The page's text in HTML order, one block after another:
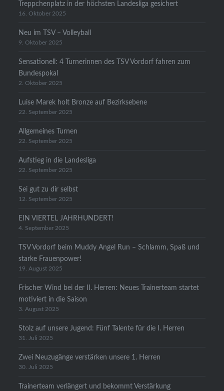
Treppchenplatz in der höchsten Landesliga gesichert
16. Oktober 2025
Neu im TSV – Volleyball
9. Oktober 2025
Sensationell: 4 Turnerinnen des TSV Vordorf fahren zum
Bundespokal
2. Oktober 2025
Luise Marek holt Bronze auf Bezirksebene
22. September 2025
Allgemeines Turnen
22. September 2025
Aufstieg in die Landesliga
22. September 2025
Sei gut zu dir selbst
12. September 2025
EIN VIERTEL JAHRHUNDERT!
4. September 2025
TSV Vordorf beim Muddy Angel Run – Schlamm, Spaß und
starke Frauenpower!
19. August 2025
Frischer Wind bei der II. Herren: Neues Trainerteam startet
motiviert in die Saison
3. August 2025
Stolz auf unsere Jugend: Fünf Talente für die I. Herren
31. Juli 2025
Zwei Neuzugänge verstärken unsere 1. Herren
30. Juli 2025
Trainerteam verlängert und bekommt Verstärkung